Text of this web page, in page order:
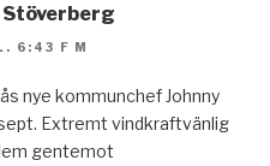
6:43 F M
nye kommunchef Johnny
Extremt vindkraftvänlig
gentemot